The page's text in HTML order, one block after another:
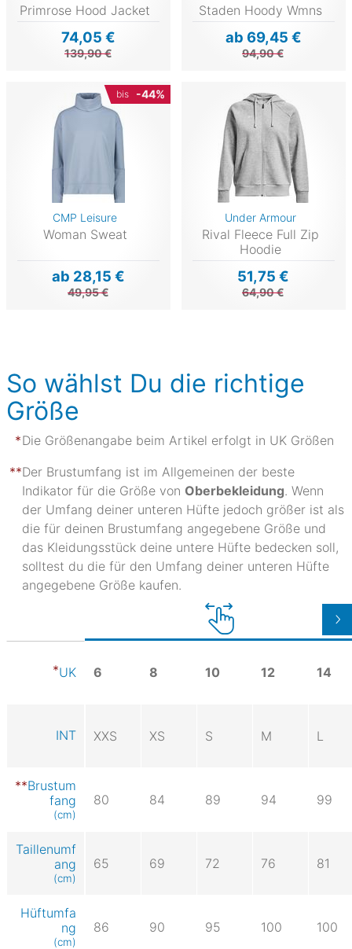
Primrose Hood Jacket
74,05 €
139,90 €
Staden Hoody Wmns
ab 69,45 €
94,90 €
bis -44%
CMP Leisure
Woman Sweat
ab 28,15 €
49,95 €
Under Armour
Rival Fleece Full Zip
Hoodie
51,75 €
64,90 €
So wählst Du die richtige
Größe
Die Größenangabe beim Artikel erfolgt in UK Größen
Der Brustumfang ist im Allgemeinen der beste
Indikator für die Größe von Oberbekleidung. Wenn
der Umfang deiner unteren Hüfte jedoch größer ist als
die für deinen Brustumfang angegebene Größe und
das Kleidungsstück deine untere Hüfte bedecken soll,
solltest du die für den Umfang deiner unteren Hüfte
angegebene Größe kaufen.
UK 6 8 10 12 14
INT XXS XS S M L
Brustum
fang
(cm)
80 84 89 94 99
Taillenumf
ang
(cm)
65 69 72 76 81
Hüftumfa
ng
(cm)
86 90 95 100 100